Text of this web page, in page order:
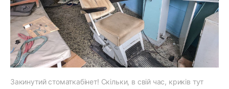
Закинутий стоматкабінет! Скільки, в свій час, криків тут